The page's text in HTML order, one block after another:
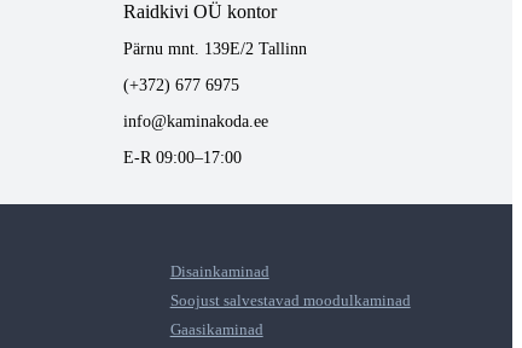
Raidkivi OÜ kontor
Pärnu mnt. 139E/2 Tallinn
(+372) 677 6975
info@kaminakoda.ee
E-R 09:00–17:00
Disainkaminad
Soojust salvestavad moodulkaminad
Gaasikaminad